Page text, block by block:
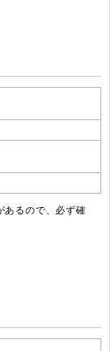
あるので、必ず確